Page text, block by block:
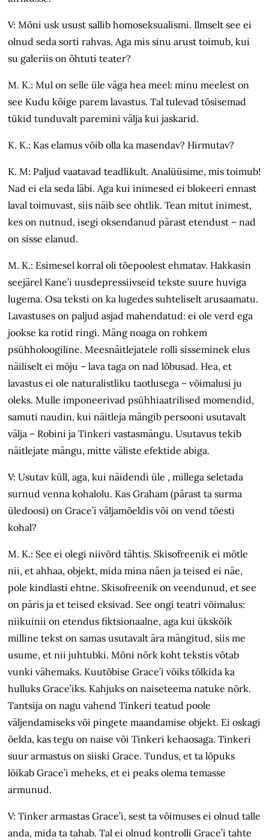
V: Mõni usk usust sallib homoseksualismi. Ilmselt see ei
olnud seda sorti rahvas. Aga mis sinu arust toimub, kui
su galeriis on õhtuti teater?
M. K.: Mul on selle üle väga hea meel: minu meelest on
see Kudu kõige parem lavastus. Tal tulevad tõsisemad
tükid tunduvalt paremini välja kui jaskarid.
K. K.: Kas elamus võib olla ka masendav? Hirmutav?
K. M: Paljud vaatavad teadlikult. Analüüsime, mis toimub!
Nad ei ela seda läbi. Aga kui inimesed ei blokeeri ennast
laval toimuvast, siis näib see ohtlik. Tean mitut inimest,
kes on nutnud, isegi oksendanud pärast etendust – nad
on sisse elanud.
M. K.: Esimesel korral oli tõepoolest ehmatav. Hakkasin
seejärel Kane’i uusdepressiivseid tekste suure huviga
lugema. Osa teksti on ka lugedes suhteliselt arusaamatu.
Lavastuses on paljud asjad mahendatud: ei ole verd ega
jookse ka rotid ringi. Mäng noaga on rohkem
psühholoogiline. Meesnäitlejatele rolli sisseminek elus
näiliselt ei mõju – lava taga on nad lõbusad. Hea, et
lavastus ei ole naturalistliku taotlusega – võimalusi ju
oleks. Mulle imponeerivad psühhiaatrilised momendid,
samuti naudin, kui näitleja mängib persooni usutavalt
välja – Robini ja Tinkeri vastasmängu. Usutavus tekib
näitlejate mängu, mitte väliste efektide abiga.
V: Usutav küll, aga, kui näidendi üle , millega seletada
surnud venna kohalolu. Kas Graham (pärast ta surma
üledoosi) on Grace’i väljamõeldis või on vend tõesti
kohal?
M. K.: See ei olegi niivõrd tähtis. Skisofreenik ei mõtle
nii, et ahhaa, objekt, mida mina näen ja teised ei näe,
pole kindlasti ehtne. Skisofreenik on veendunud, et see
on päris ja et teised eksivad. See ongi teatri võimalus:
niikuinii on etendus fiktsionaalne, aga kui ükskõik
milline tekst on samas usutavalt ära mängitud, siis me
usume, et nii juhtubki. Mõni nõrk koht tekstis võtab
vunki vähemaks. Kuutõbise Grace’i võiks tõlkida ka
hulluks Grace’iks. Kahjuks on naiseteema natuke nõrk.
Tantsija on nagu vahend Tinkeri teatud poole
väljendamiseks või pingete maandamise objekt. Ei oskagi
öelda, kas tegu on naise või Tinkeri kehaosaga. Tinkeri
suur armastus on siiski Grace. Tundus, et ta lõpuks
lõikab Grace’i meheks, et ei peaks olema temasse
armunud.
V: Tinker armastas Grace’i, sest ta võimuses ei olnud talle
anda, mida ta tahab. Tal ei olnud kontrolli Grace’i tahte